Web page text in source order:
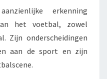
erkenning
het voetbal, zowel
Zijn onderscheidingen
aan de sport en zijn